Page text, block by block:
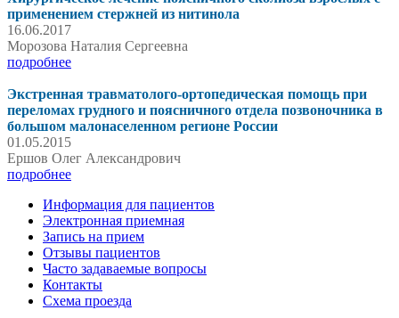
применением стержней из нитинола
16.06.2017
Морозова Наталия Сергеевна
подробнее
Экстренная травматолого-ортопедическая помощь при
переломах грудного и поясничного отдела позвоночника в
большом малонаселенном регионе России
01.05.2015
Ершов Олег Александрович
подробнее
Информация для пациентов
Электронная приемная
Запись на прием
Отзывы пациентов
Часто задаваемые вопросы
Контакты
Схема проезда